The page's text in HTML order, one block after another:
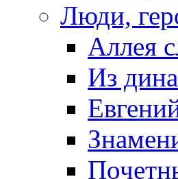
Люди,
Аллея
Из